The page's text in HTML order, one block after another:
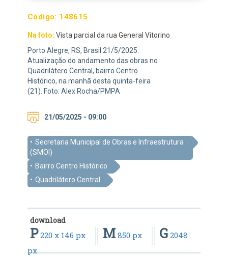
Código: 148615
Na foto: Vista parcial da rua General Vitorino
Porto Alegre, RS, Brasil 21/5/2025:
Atualização do andamento das obras no
Quadrilátero Central, bairro Centro
Histórico, na manhã desta quinta-feira
(21). Foto: Alex Rocha/PMPA
21/05/2025 - 09:00
Secretaria Municipal de Obras e Infraestrutura
(SMOI)
Bairro Centro Histórico
Quadrilátero Central
download
P220 x 146 px M 850 px G 2048
px